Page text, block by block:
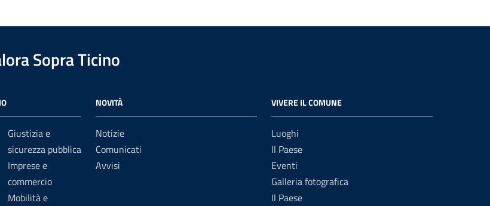
Sopra Ticino
Giustizia e
sicurezza pubblica
Imprese e
commercio
Mobilità e
NOVITÀ
Notizie
Comunicati
Avvisi
VIVERE IL COMUNE
Luoghi
Il Paese
Eventi
Galleria fotografica
Il Paese